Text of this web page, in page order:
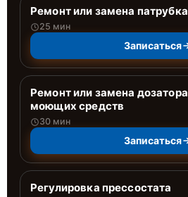
Ремонт или замена патрубка
25 мин
Записаться
Ремонт или замена дозатора
моющих средств
30 мин
Записаться
Регулировка прессостата